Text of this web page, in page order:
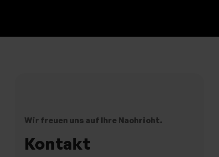
Wir freuen uns auf Ihre Nachricht.
Kontakt